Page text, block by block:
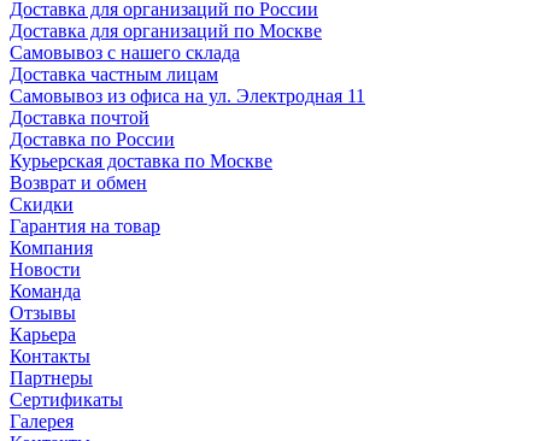
Доставка для организаций по России
Доставка для организаций по Москве
Самовывоз с нашего склада
Доставка частным лицам
Самовывоз из офиса на ул. Электродная 11
Доставка почтой
Доставка по России
Курьерская доставка по Москве
Возврат и обмен
Скидки
Гарантия на товар
Компания
Новости
Команда
Отзывы
Карьера
Контакты
Партнеры
Сертификаты
Галерея